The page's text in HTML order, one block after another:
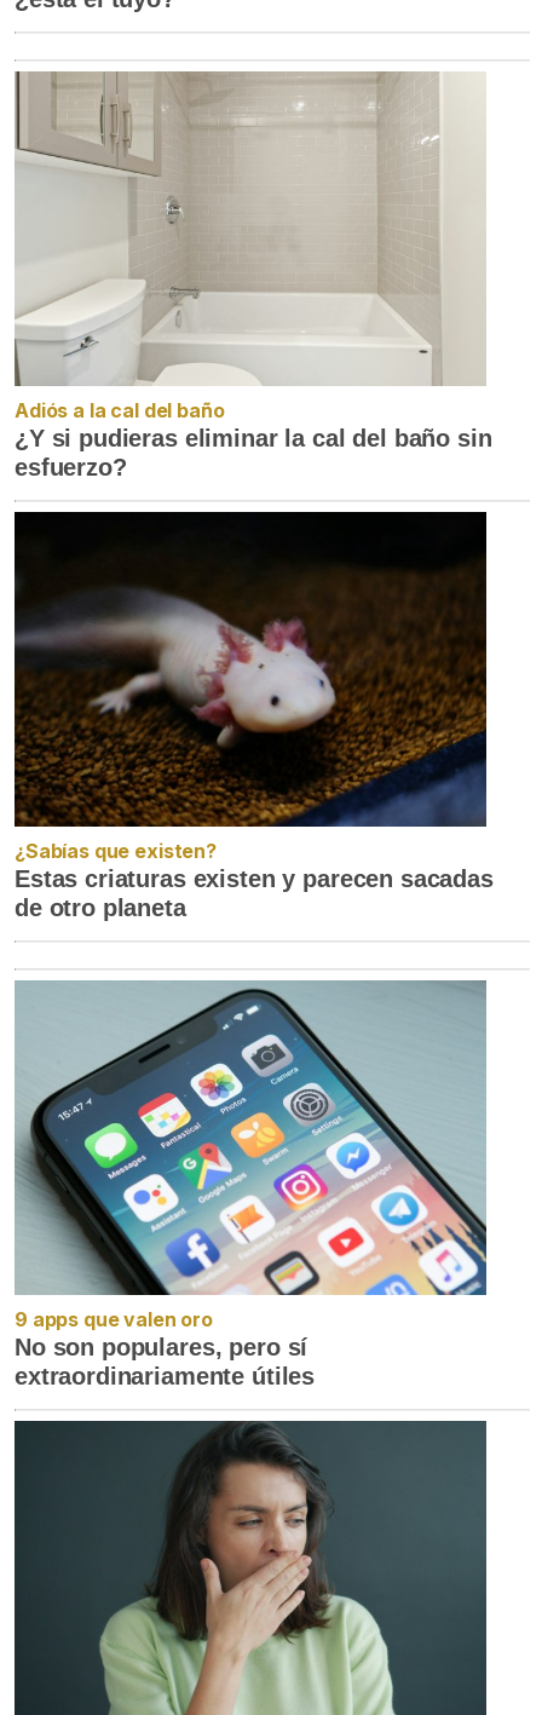
Adiós a la cal del baño
¿Y si pudieras eliminar la cal del baño sin
esfuerzo?
¿Sabías que existen?
Estas criaturas existen y parecen sacadas
de otro planeta
9 apps que valen oro
No son populares, pero sí
extraordinariamente útiles